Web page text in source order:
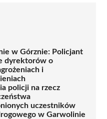
w Górznie: Policjant
dyrektorów o
i
policji na rzecz
uczestników
w Garwolinie